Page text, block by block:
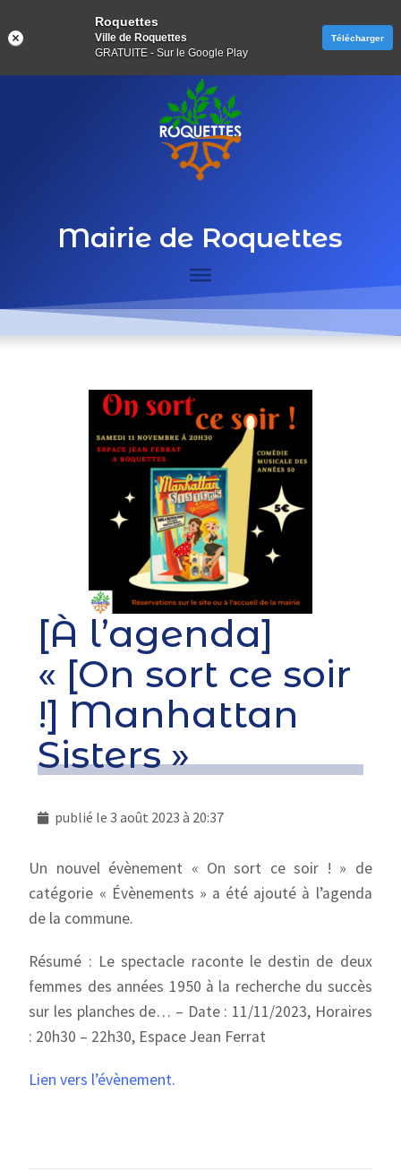
Mairie de Roquettes
[À l’agenda]
« [On sort ce soir
!] Manhattan
Sisters »
publié le3 août 2023 à 20:37
Un nouvel évènement « On sort ce soir ! » de
catégorie « Évènements » a été ajouté à l’agenda
de la commune.
Résumé : Le spectacle raconte le destin de deux
femmes des années 1950 à la recherche du succès
sur les planches de… – Date : 11/11/2023, Horaires
: 20h30 – 22h30, Espace Jean Ferrat
Lien vers l’évènement.
Roquettes
Ville de Roquettes
GRATUITE - Sur le Google Play
Télécharger